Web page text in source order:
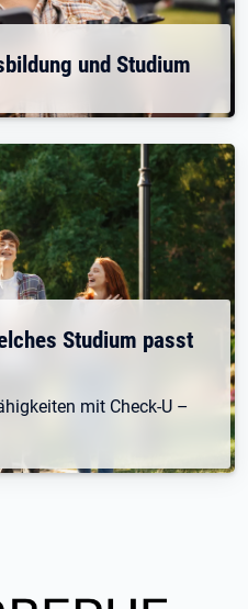
und Studium
Studium passt
mit Check-U –